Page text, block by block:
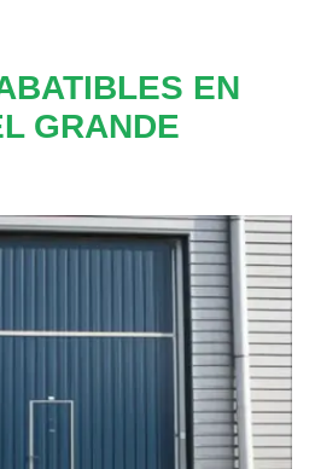
EN
GRANDE